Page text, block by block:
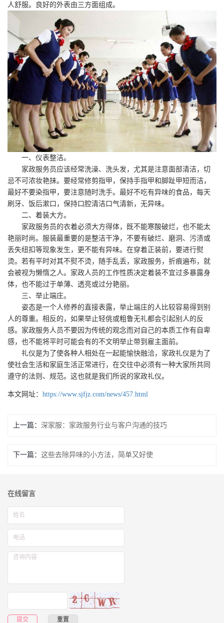
人舒服。良好的外表由三方面组成。
一、仪表整洁。
家政服务员应该经常洗澡、洗头发，尤其是注意面部清洁，切
忌不可浓妆艳抹。要经常修剪指甲，保持手指甲和脚趾甲短而洁，
最好不要染指甲，要注意随时洗手。最好不吃有异味的食品，每天
刷牙、饭后漱口，保持口腔清洁口气清新，无异味。
二、着装大方。
家政服务员的衣着必须大方得体，既不能寒酸破烂，也不能太
艳丽时尚。服装最重要的是整洁干净，不要有破烂、磨洞、污渍或
丢失纽扣等现象发生，更不能有异味。在穿着正装前，要进行熨
烫。若有平时对其不熨不烫，随手乱丢，家政服务，折痕遍布，就
会被视为懒惰之人。家政人员的工作性质决定着装不宜过多暴露身
体，也不能过于单薄、透亮或过分艳丽。
三、举止端庄。
姿态是一个人修养的直接表露，举止端庄的人比较容易得到别
人的尊重。相反的，如果举止轻佻或粗鲁无礼都会引起别人的反
感。家政服务人员不要因为传统的观念而对自己的本质工作有自卑
感，也不能将平时可能会有的不文明举止带到雇主面前。
礼仪是为了使各种人相处在一起能愉快融洽，家政礼仪是为了
使社会生活和家庭生活正常进行，在交往中必须有一种大家所共同
遵守的法则、规范。这也就是我们所说的家政礼仪。
本文网址： https://www.sjfjz.com/news/457.html
上一篇： 深家服：家政服务行业与客户沟通的技巧
下一篇： 这些去除异味的小方法，简单又好使
在线留言